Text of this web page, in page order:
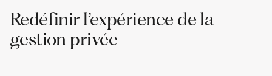
Redéfinir l’expérience de la
gestion privée